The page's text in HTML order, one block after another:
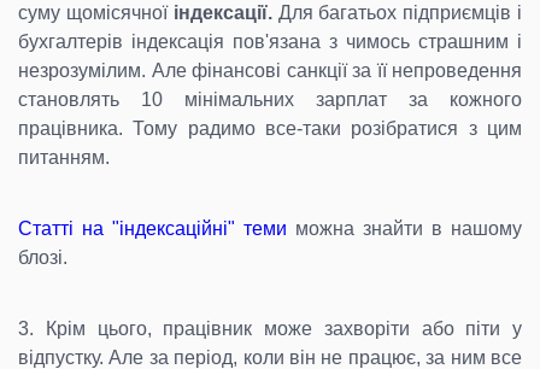
суму щомісячної індексації.Для багатьох підприємців і
бухгалтерів індексація пов'язана з чимось страшним і
незрозумілим. Але фінансові санкції за її непроведення
становлять 10 мінімальних зарплат за кожного
працівника. Тому радимо все-таки розібратися з цим
питанням.
Статті на "індексаційні" теми можна знайти в нашому
блозі.
3. Крім цього, працівник може захворіти або піти у
відпустку. Але за період, коли він не працює, за ним все